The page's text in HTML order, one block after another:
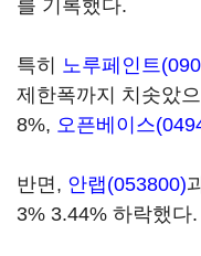
를 기록했다.
특히 노루페인트
제한폭까지 치솟았
8%, 오픈베이스
반면, 안랩(053800)
3% 3.44% 하락했다.